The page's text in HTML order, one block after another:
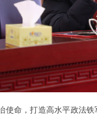
使命，打造高水平政法